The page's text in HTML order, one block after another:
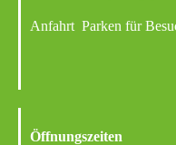
Anfahrt Parken für
Öffnungszeiten